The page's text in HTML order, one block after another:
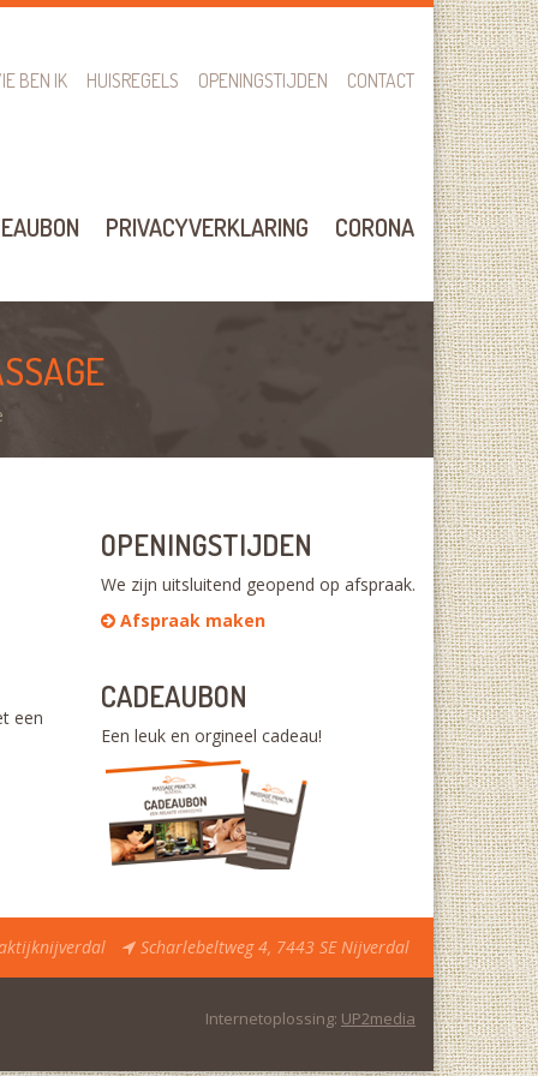
BEN IK HUISREGELS OPENINGSTIJDEN CONTACT
PRIVACYVERKLARING CORONA
een
OPENINGSTIJDEN
We zijn uitsluitend geopend op afspraak.
Afspraak maken
CADEAUBON
Een leuk en orgineel cadeau!
Scharlebeltweg 4, 7443 SE Nijverdal
Internetoplossing: UP2media